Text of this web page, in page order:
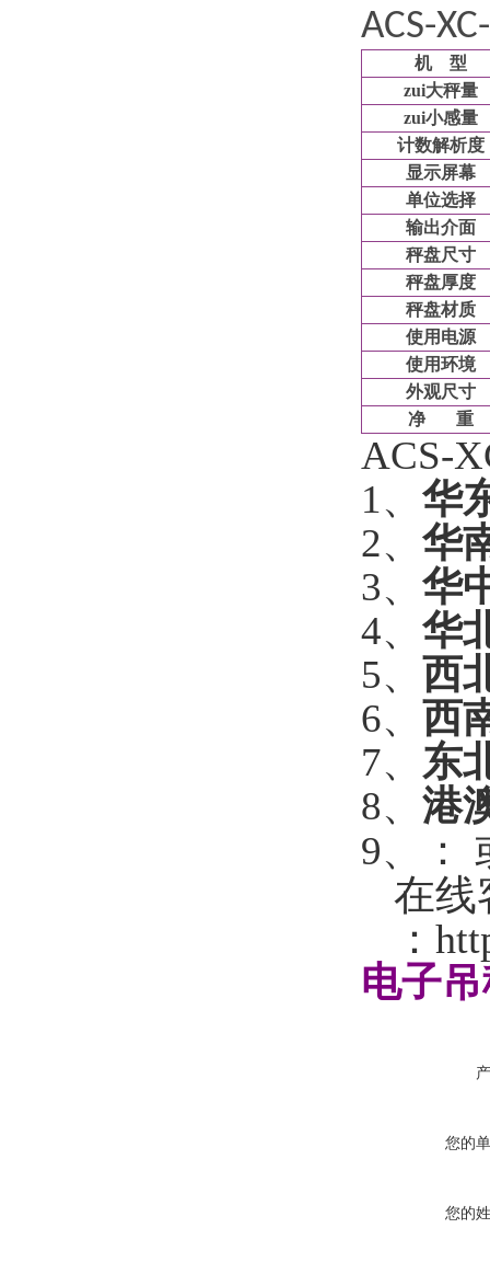
ACS-
机
型
zui大秤量
zui小感量
计数解析度
显示屏幕
单位选择
输出介面
秤盘尺寸
秤盘厚度
秤盘材质
使用电源
使用环境
外观尺寸
净
重
ACS-
1、 华
2、 华
3、 华
4、 华
5、 西
6、 西
7、 东
8、 港
9、 ：
在线
：
电子
您的
您的